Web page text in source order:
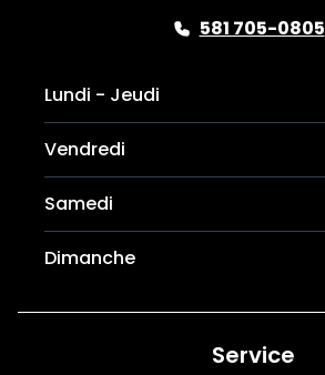
581 705-0805
Lundi - Jeudi
Vendredi
Samedi
Dimanche
Service